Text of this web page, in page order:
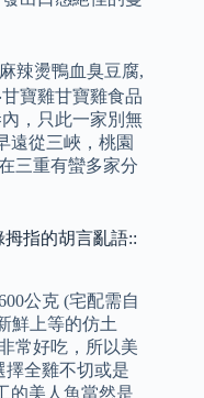
辣燙鴨血臭豆腐,
寶雞甘寶雞食品
，只此一家別無
遠從三峽，桃園
三重有蠻多家分
指的胡言亂語::
公克 (宅配需自
鮮上等的仿土
常好吃，所以美
擇全雞不切或是
的美人魚當然是